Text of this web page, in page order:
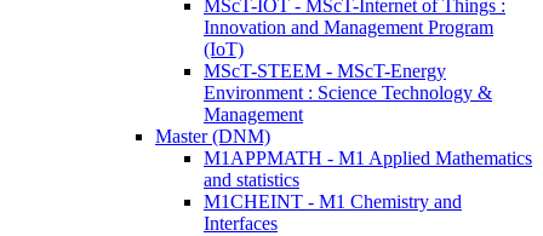
MScT-IOT - MScT-Internet of Things :
Innovation and Management Program
(IoT)
MScT-STEEM - MScT-Energy
Environment : Science Technology &
Management
Master (DNM)
M1APPMATH - M1 Applied Mathematics
and statistics
M1CHEINT - M1 Chemistry and
Interfaces